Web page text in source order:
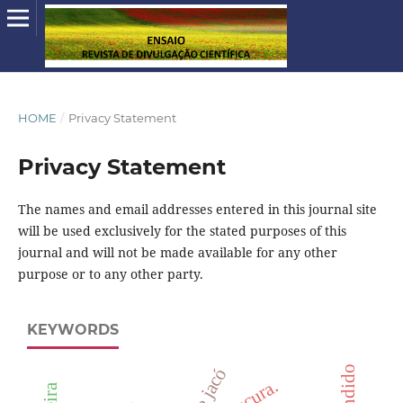
HOME / Privacy Statement
Privacy Statement
The names and email addresses entered in this journal site
will be used exclusively for the stated purposes of this
journal and will not be made available for any other
purpose or to any other party.
KEYWORDS